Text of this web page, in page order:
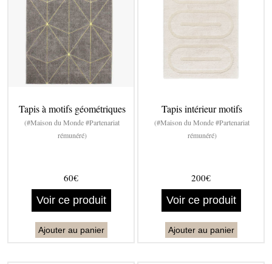
Tapis à motifs géométriques
(#Maison du Monde #Partenariat
rémunéré)
60€
Voir ce produit
Ajouter au panier
Tapis intérieur motifs
(#Maison du Monde #Partenariat
rémunéré)
200€
Voir ce produit
Ajouter au panier